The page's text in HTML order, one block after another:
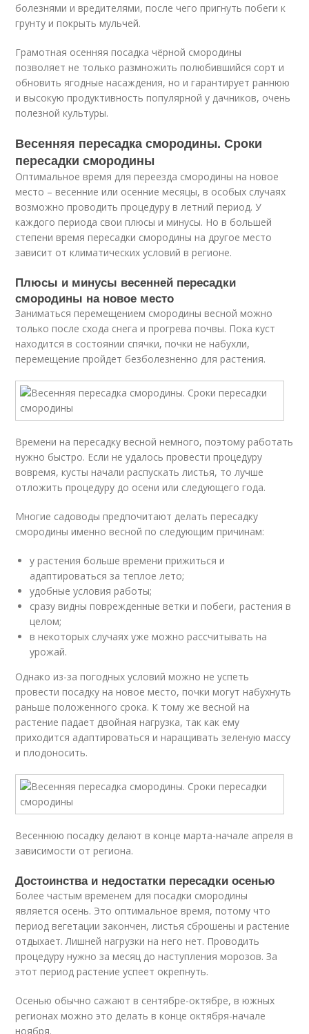
болезнями и вредителями, после чего пригнуть побеги к
грунту и покрыть мульчей.
Грамотная осенняя посадка чёрной смородины
позволяет не только размножить полюбившийся сорт и
обновить ягодные насаждения, но и гарантирует раннюю
и высокую продуктивность популярной у дачников, очень
полезной культуры.
Весенняя пересадка смородины. Сроки
пересадки смородины
Оптимальное время для переезда смородины на новое
место – весенние или осенние месяцы, в особых случаях
возможно проводить процедуру в летний период. У
каждого периода свои плюсы и минусы. Но в большей
степени время пересадки смородины на другое место
зависит от климатических условий в регионе.
Плюсы и минусы весенней пересадки
смородины на новое место
Заниматься перемещением смородины весной можно
только после схода снега и прогрева почвы. Пока куст
находится в состоянии спячки, почки не набухли,
перемещение пройдет безболезненно для растения.
Времени на пересадку весной немного, поэтому работать
нужно быстро. Если не удалось провести процедуру
вовремя, кусты начали распускать листья, то лучше
отложить процедуру до осени или следующего года.
Многие садоводы предпочитают делать пересадку
смородины именно весной по следующим причинам:
у растения больше времени прижиться и
адаптироваться за теплое лето;
удобные условия работы;
сразу видны поврежденные ветки и побеги, растения в
целом;
в некоторых случаях уже можно рассчитывать на
урожай.
Однако из-за погодных условий можно не успеть
провести посадку на новое место, почки могут набухнуть
раньше положенного срока. К тому же весной на
растение падает двойная нагрузка, так как ему
приходится адаптироваться и наращивать зеленую массу
и плодоносить.
Весеннюю посадку делают в конце марта-начале апреля в
зависимости от региона.
Достоинства и недостатки пересадки осенью
Более частым временем для посадки смородины
является осень. Это оптимальное время, потому что
период вегетации закончен, листья сброшены и растение
отдыхает. Лишней нагрузки на него нет. Проводить
процедуру нужно за месяц до наступления морозов. За
этот период растение успеет окрепнуть.
Осенью обычно сажают в сентябре-октябре, в южных
регионах можно это делать в конце октября-начале
ноября.